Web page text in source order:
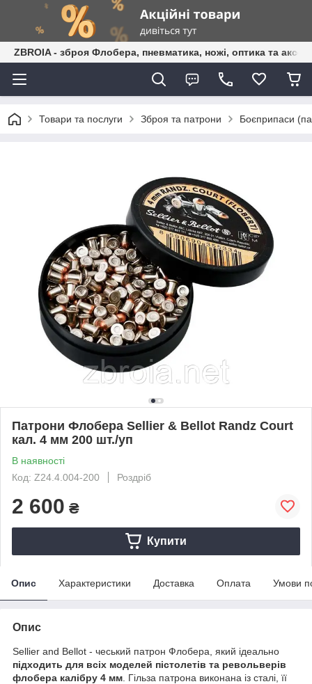
ZBROIA - зброя Флобера, пневматика, ножі, оптика та
Товари та послуги Зброя та патрони Боєприпаси
Патрони Флобера Sellier & Bellot Randz Court
кал. 4 мм 200 шт./уп
В наявності
Код: Z24.4.004-200
Роздріб
2 600 ₴
Купити
Опис Характеристики Доставка Оплата Умови
Опис
Sellier and Bellot - чеський патрон Флобера, який ідеально
підходить для всіх моделей пістолетів та револьверів
флобера калібру 4 мм . Гільза патрона виконана із сталі, її